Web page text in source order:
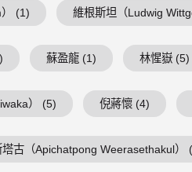
(1) 維根斯坦（Ludwig
蘇盈龍 (1) 林惺嶽 (5)
） (5) 倪蔣懷 (4)
塔古（Apichatpong Weerasethakul）